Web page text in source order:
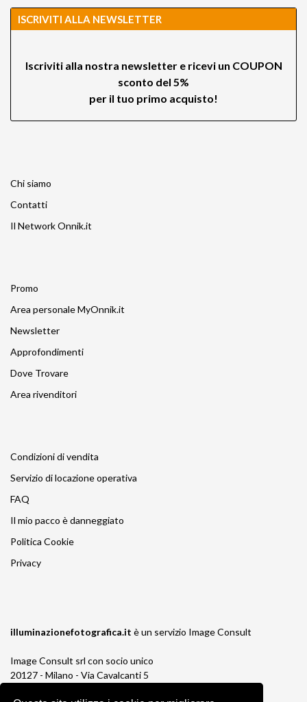
ISCRIVITI ALLA NEWSLETTER
Iscriviti alla nostra newsletter e ricevi un COUPON
sconto del 5%
per il tuo primo acquisto!
Chi siamo
Contatti
Il Network Onnik.it
Promo
Area personale MyOnnik.it
Newsletter
Approfondimenti
Dove Trovare
Area rivenditori
Condizioni di vendita
Servizio di locazione operativa
FAQ
Il mio pacco è danneggiato
Politica Cookie
Privacy
illuminazionefotografica.it è un servizio Image Consult
Image Consult srl con socio unico
20127 - Milano - Via Cavalcanti 5